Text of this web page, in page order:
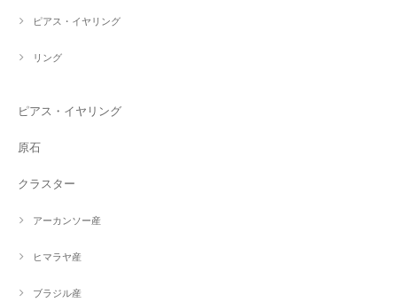
ピアス・イヤリング
リング
ピアス・イヤリング
原石
クラスター
アーカンソー産
ヒマラヤ産
ブラジル産